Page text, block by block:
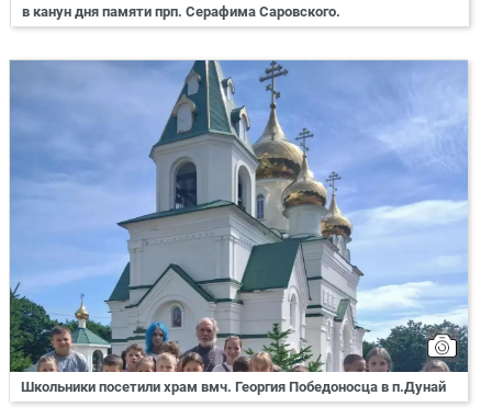
в канун дня памяти прп. Серафима Саровского.
Школьники посетили храм вмч. Георгия Победоносца в п.Дунай